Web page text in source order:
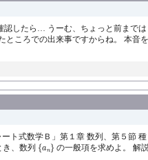
したら… うーむ、ちょっと前まで
ころでの出来事ですからね。 本音
ト式数学Ｂ」第１章 数列、第５節
き、数列 {an}
{a } の一般項を求めよ。 解